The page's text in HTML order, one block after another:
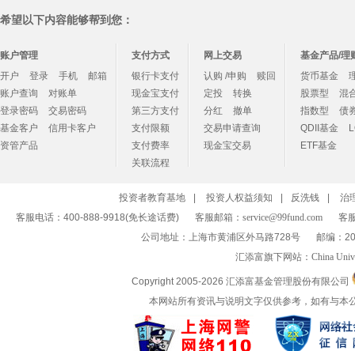
希望以下内容能够帮到您：
账户管理
开户
登录 手机
邮箱
账户查询
对账单
登录密码
交易密码
基金客户
信用卡客户
资管产品
支付方式
银行卡支付
现金宝支付
第三方支付
支付限额
支付费率
关联流程
网上交易
认购 /申购
赎回
定投
转换
分红
撤单
交易申请查询
现金宝交易
基金产品/理
货币基金
股票型
混
指数型
债
QDII基金
ETF基金
投资者教育基地 投资人权益须知 反洗钱
治
客服电话：400-888-9918(免长途话费)
客服邮箱： service@99fund.com
客
公司地址：上海市黄浦区外马路728号
邮编：
汇添富旗下网站： China
Copyright 2005-2026 汇添富基金管理股份有限公司
本网站所有资讯与说明文字仅供参考，如有与本